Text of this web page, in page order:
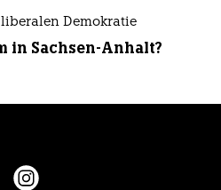
Demokratie
in Sachsen-Anhalt?